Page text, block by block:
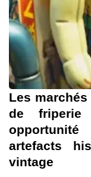
Les
de
opportunité
artefacts
vintage